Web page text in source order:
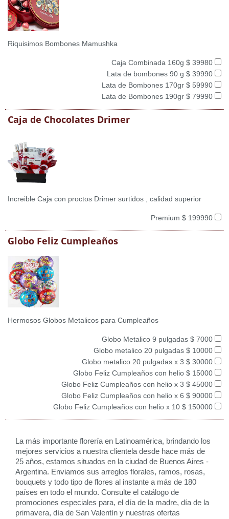
Riquisimos Bombones Mamushka
Caja Combinada 160g $ 39980
Lata de bombones 90 g $ 39990
Lata de Bombones 170gr $ 59990
Lata de Bombones 190gr $ 79990
Caja de Chocolates Drimer
Increible Caja con proctos Drimer surtidos , calidad superior
Premium $ 199990
Globo Feliz Cumpleaños
Hermosos Globos Metalicos para Cumpleaños
Globo Metalico 9 pulgadas $ 7000
Globo metalico 20 pulgadas $ 10000
Globo metalico 20 pulgadas x 3 $ 30000
Globo Feliz Cumpleaños con helio $ 15000
Globo Feliz Cumpleaños con helio x 3 $ 45000
Globo Feliz Cumpleaños con helio x 6 $ 90000
Globo Feliz Cumpleaños con helio x 10 $ 150000
La más importante florería en Latinoamérica, brindando los
mejores servicios a nuestra clientela desde hace más de
25 años, estamos situados en la ciudad de Buenos Aires -
Argentina. Enviamos sus arreglos florales, ramos, rosas,
bouquets y todo tipo de flores al instante a más de 180
países en todo el mundo. Consulte el catálogo de
promociones especiales para, el día de la madre, día de la
primavera, día de San Valentín y nuestras ofertas